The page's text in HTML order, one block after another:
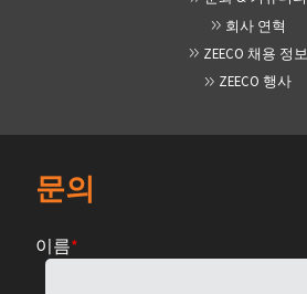
회사 연혁
ZEECO 채용 정보
ZEECO 행사
문의
이름*